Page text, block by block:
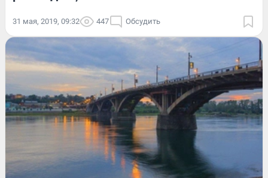
31 мая, 2019, 09:32 447 Обсудить